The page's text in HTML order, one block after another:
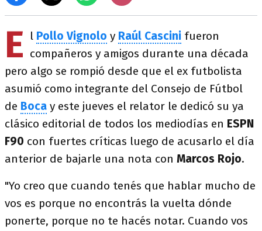
E l Pollo Vignolo y Raúl Cascini fueron
compañeros y amigos durante una década
pero algo se rompió desde que el ex futbolista
asumió como integrante del Consejo de Fútbol
de Boca y este jueves el relator le dedicó su ya
clásico editorial de todos los mediodías en ESPN
F90 con fuertes críticas luego de acusarlo el día
anterior de bajarle una nota con Marcos Rojo.
"Yo creo que cuando tenés que hablar mucho de
vos es porque no encontrás la vuelta dónde
ponerte, porque no te hacés notar. Cuando vos